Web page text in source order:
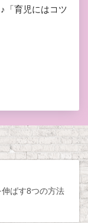
「育児にはコツ
ばす8つの方法